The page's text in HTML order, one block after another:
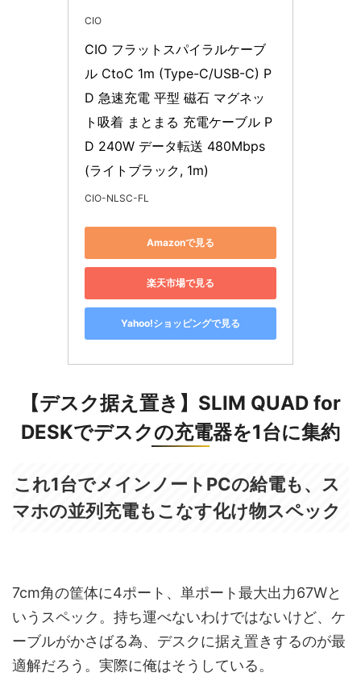
CIO
CIO フラットスパイラルケーブ
ル CtoC 1m (Type-C/USB-C) P
D 急速充電 平型 磁石 マグネッ
ト吸着 まとまる 充電ケーブル P
D 240W データ転送 480Mbps
(ライトブラック, 1m)
CIO-NLSC-FL
Amazonで見る
楽天市場で見る
Yahoo!ショッピングで見る
【デスク据え置き】SLIM QUAD for
DESKでデスクの充電器を1台に集約
これ1台でメインノートPCの給電も、ス
マホの並列充電もこなす化け物スペック
7cm角の筐体に4ポート、単ポート最大出力67Wと
いうスペック。持ち運べないわけではないけど、ケ
ーブルがかさばる為、デスクに据え置きするのが最
適解だろう。実際に俺はそうしている。